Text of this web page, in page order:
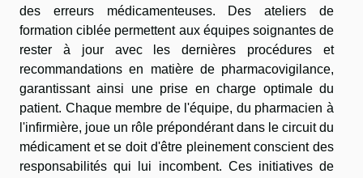
des erreurs médicamenteuses. Des ateliers de
formation ciblée permettent aux équipes soignantes de
rester à jour avec les dernières procédures et
recommandations en matière de pharmacovigilance,
garantissant ainsi une prise en charge optimale du
patient. Chaque membre de l'équipe, du pharmacien à
l'infirmière, joue un rôle prépondérant dans le circuit du
médicament et se doit d'être pleinement conscient des
responsabilités qui lui incombent. Ces initiatives de